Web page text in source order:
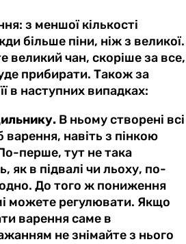
з меншої кількості
більше піни, ніж з великої.
великий чан, скоріше за все,
прибирати. Також за
в наступних випадках:
В ньому створені всі
навіть з пінкою
перше, тут не така
як в підвалі чи льоху, по-
До того ж пониження
можете регулювати. Якщо
варення саме в
не знімайте з нього